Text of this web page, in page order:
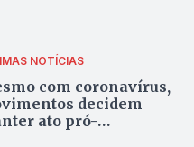
NOTÍCIAS
com coronavírus,
decidem
ato pró-